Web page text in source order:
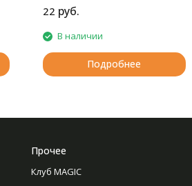
скреплении книг в типографии
22 руб.
В наличии
Подробнее
Прочее
Клуб MAGIC